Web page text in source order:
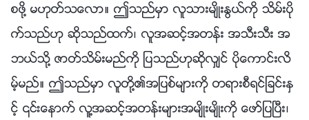
စဖို႔ မဟုတ္သေလာ။ ဤသည္မွာ လူသားမ်ိဳးႏြယ္ကို သိမ္းပို
က္သည္ဟု ဆိုသည္ထက္၊ လူအဆင့္အတန္း အသီးသီး အ
ဘယ္သို႔ ဇာတ္သိမ္းမည္ကို ျပသည္ဟုဆိုလွ်င္ ပိုေကာင္းလိ
မ့္မည္။ ဤသည္မွာ လူတို႔၏အျပစ္မ်ားကို တရားစီရင္ျခင္းႏွ
င့္ ၎ေနာက္ လူ႔အဆင့္အတန္းမ်ားအမ်ိဳးမ်ိဳးကို ေဖာ္ျပၿပီး၊